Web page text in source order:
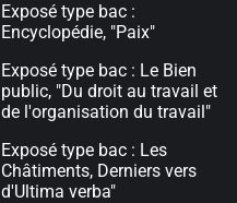
Exposé type bac :
Encyclopédie, "Paix"
Exposé type bac : Le Bien
public, "Du droit au travail et
de l'organisation du travail"
Exposé type bac : Les
Châtiments, Derniers vers
d'Ultima verba"